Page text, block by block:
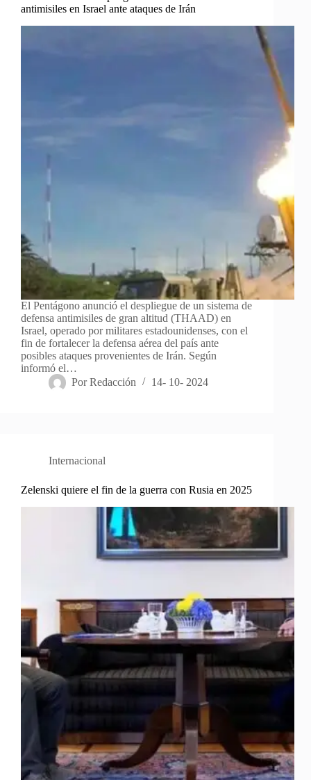
antimisiles en Israel ante ataques de Irán
El Pentágono anunció el despliegue de un sistema de
defensa antimisiles de gran altitud (THAAD) en
Israel, operado por militares estadounidenses, con el
fin de fortalecer la defensa aérea del país ante
posibles ataques provenientes de Irán. Según
informó el…
Por Redacción 14- 10- 2024
Internacional
Zelenski quiere el fin de la guerra con Rusia en 2025